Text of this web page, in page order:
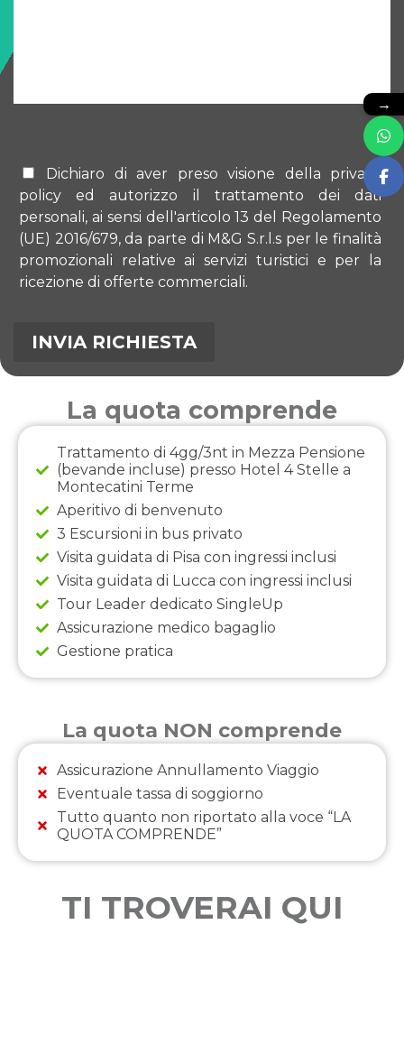
Dichiaro di aver preso visione della privacy
policy ed autorizzo il trattamento dei dati
personali, ai sensi dell'articolo 13 del Regolamento
(UE) 2016/679, da parte di M&G S.r.l.s per le finalità
promozionali relative ai servizi turistici e per la
ricezione di offerte commerciali.
La quota comprende
Trattamento di 4gg/3nt in Mezza Pensione
(bevande incluse) presso Hotel 4 Stelle a
Montecatini Terme
Aperitivo di benvenuto
3 Escursioni in bus privato
Visita guidata di Pisa con ingressi inclusi
Visita guidata di Lucca con ingressi inclusi
Tour Leader dedicato SingleUp
Assicurazione medico bagaglio
Gestione pratica
La quota NON comprende
Assicurazione Annullamento Viaggio
Eventuale tassa di soggiorno
Tutto quanto non riportato alla voce “LA
QUOTA COMPRENDE”
TI TROVERAI QUI
→